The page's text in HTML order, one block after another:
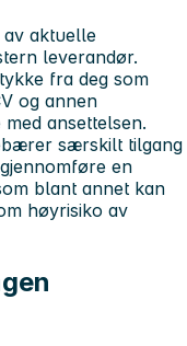
aktuelle
leverandør.
fra deg som
og annen
ansettelsen.
særskilt tilgang
en
blant annet kan
høyrisiko av